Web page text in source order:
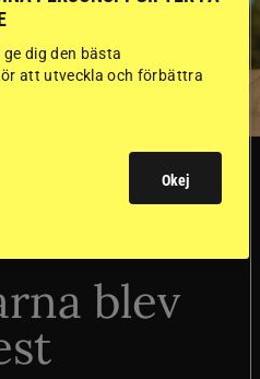
blev
dig den bästa
att utveckla och förbättra
Okej